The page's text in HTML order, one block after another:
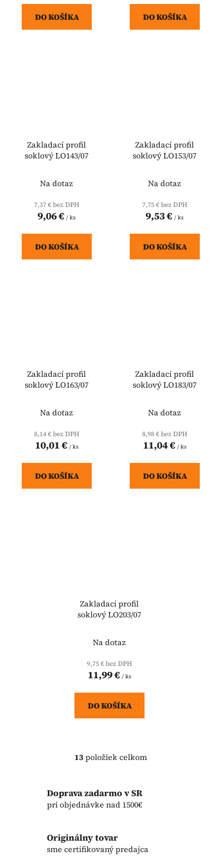
DO KOŠÍKA DO KOŠÍKA
Zakladací profil
soklový LO143/07
Na dotaz
7,37 € bez DPH
9,06 € / ks
DO KOŠÍKA
Zakladací profil
soklový LO153/07
Na dotaz
7,75 € bez DPH
9,53 € / ks
DO KOŠÍKA
Zakladací profil
soklový LO163/07
Na dotaz
8,14 € bez DPH
10,01 € / ks
DO KOŠÍKA
Zakladací profil
soklový LO183/07
Na dotaz
8,98 € bez DPH
11,04 € / ks
DO KOŠÍKA
Zakladací profil
soklový LO203/07
Na dotaz
9,75 € bez DPH
11,99 € / ks
DO KOŠÍKA
O
á
d
i
e
13položiek celkom
Doprava zadarmo v SR
pri objednávke nad 1500€
Originálny tovar
sme certifikovaný predajca